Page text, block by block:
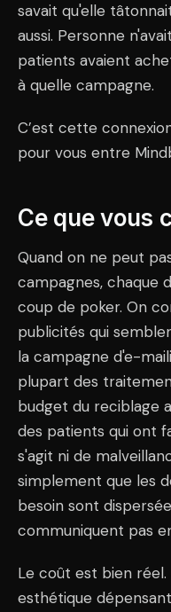
savait qu'elle
aussi. Personne
patients avaient
à quelle campagne.
C’est cette
pour vous entre
Ce que vous
Quand on ne peut
campagnes, chaque
coup de poker. On
publicités qui
la campagne d'e-
plupart des
budget du reciblage
des patients qui ont
s'agit ni de
simplement que les
besoin sont
communiquent pas
Le coût est bien
esthétique